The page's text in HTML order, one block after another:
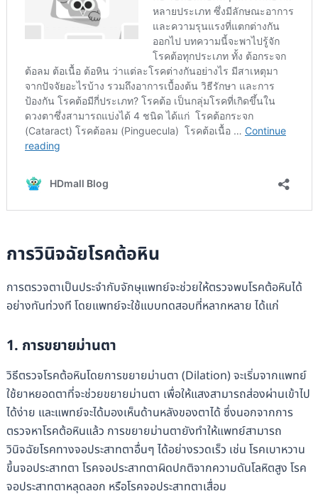
การวินิจฉัยโรคต้อหิน
การตรวจตาเป็นประจำกับจักษุแพทย์จะช่วยให้ตรวจพบโรคต้อหินได้
อย่างทันท่วงที โดยแพทย์จะใช้แบบทดสอบที่หลากหลาย ได้แก่
1. การขยายม่านตา
วิธีตรวจโรคต้อหินโดยการขยายม่านตา (Dilation) จะเริ่มจากแพทย์
ใช้ยาหยอดตาที่จะช่วยขยายม่านตา เพื่อให้แสงสามารถส่องผ่านเข้าไป
ได้ง่าย และแพทย์จะได้มองเห็นด้านหลังของตาได้ ซึ่งนอกจากการ
ตรวจหาโรคต้อหินแล้ว การขยายม่านตายังทำให้แพทย์สามารถ
วินิจฉัยโรคทางจอประสาทตาอื่นๆ ได้อย่างรวดเร็ว เช่น โรคเบาหวาน
ขึ้นจอประสาทตา โรคจอประสาทตาผิดปกติจากความดันโลหิตสูง โรค
จอประสาทตาหลุดลอก หรือโรคจอประสาทตาเสื่อม